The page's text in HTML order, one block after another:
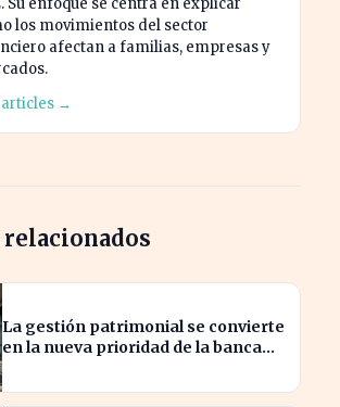
los movimientos del sector
afectan a familias, empresas y
articles →
La gestión patrimonial se convierte
en la nueva prioridad de la banca